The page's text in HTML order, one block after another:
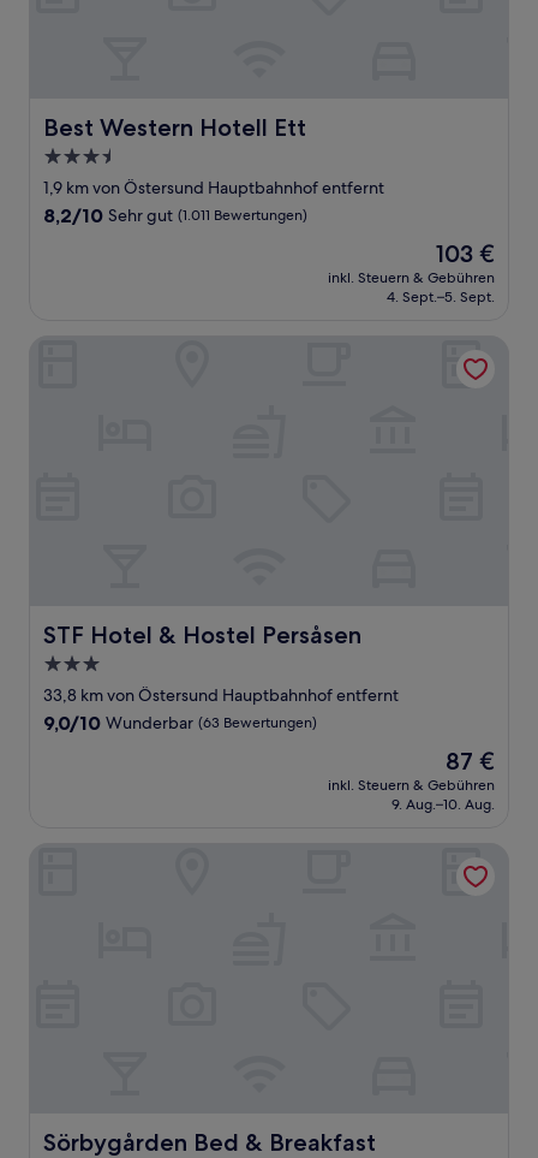
Best Western Hotell Ett
Best Western Hotell Ett
3.5-
Sterne-
Unterkunft
1,9 km von Östersund Hauptbahnhof entfernt
8.2
Bewertungen)
8,2/10 Sehr gut (1.011 Bewertungen)
Der
Preis
beträgt
103 €
inkl. Steuern & Gebühren
4. Sept.–5. Sept.
STF Hotel & Hostel Persåsen
STF Hotel & Hostel Persåsen
3.0-
Sterne-
Unterkunft
33,8 km von Östersund Hauptbahnhof entfernt
9.0
9,0/10 Wunderbar (63 Bewertungen)
Der
Preis
beträgt
87 €
inkl. Steuern & Gebühren
9. Aug.–10. Aug.
Sörbygården Bed & Breakfast
Sörbygården Bed & Breakfast